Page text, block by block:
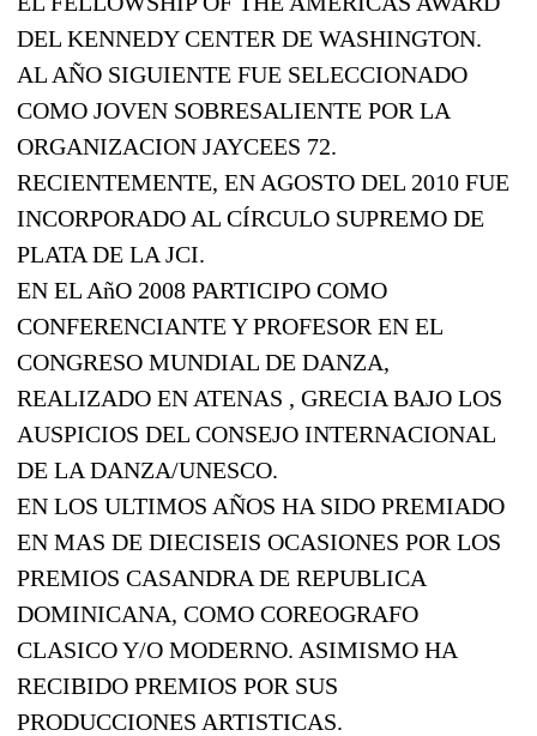
DEL KENNEDY CENTER DE WASHINGTON.
AL AÑO SIGUIENTE FUE SELECCIONADO
COMO JOVEN SOBRESALIENTE POR LA
ORGANIZACION JAYCEES 72.
RECIENTEMENTE, EN AGOSTO DEL 2010 FUE
INCORPORADO AL CÍRCULO SUPREMO DE
PLATA DE LA JCI.
EN EL AñO 2008 PARTICIPO COMO
CONFERENCIANTE Y PROFESOR EN EL
CONGRESO MUNDIAL DE DANZA,
REALIZADO EN ATENAS , GRECIA BAJO LOS
AUSPICIOS DEL CONSEJO INTERNACIONAL
DE LA DANZA/UNESCO.
EN LOS ULTIMOS AÑOS HA SIDO PREMIADO
EN MAS DE DIECISEIS OCASIONES POR LOS
PREMIOS CASANDRA DE REPUBLICA
DOMINICANA, COMO COREOGRAFO
CLASICO Y/O MODERNO. ASIMISMO HA
RECIBIDO PREMIOS POR SUS
PRODUCCIONES ARTISTICAS.